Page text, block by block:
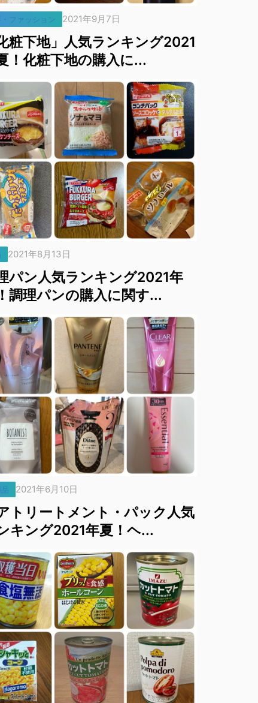
・ファッション 2021年9月7日
粧下地」人気ランキング2021
！化粧下地の購入に...
2021年8月13日
パン人気ランキング2021年
調理パンの購入に関す...
2021年6月10日
トリートメント・パック人気
キング2021年夏！ヘ...